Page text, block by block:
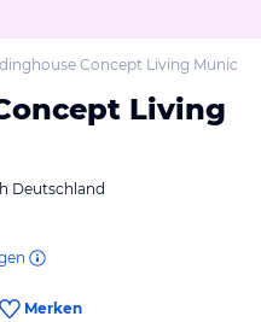
Concept Living Munich
Living
Deutschland
Merken